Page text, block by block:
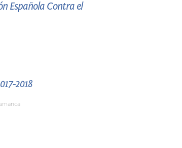
Española Contra el
2018